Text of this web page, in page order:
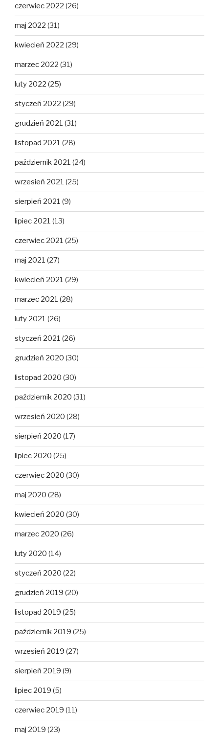
czerwiec 2022 (26)
maj 2022 (31)
kwiecień 2022 (29)
marzec 2022 (31)
luty 2022 (25)
styczeń 2022 (29)
grudzień 2021 (31)
listopad 2021 (28)
październik 2021 (24)
wrzesień 2021 (25)
sierpień 2021 (9)
lipiec 2021 (13)
czerwiec 2021 (25)
maj 2021 (27)
kwiecień 2021 (29)
marzec 2021 (28)
luty 2021 (26)
styczeń 2021 (26)
grudzień 2020 (30)
listopad 2020 (30)
październik 2020 (31)
wrzesień 2020 (28)
sierpień 2020 (17)
lipiec 2020 (25)
czerwiec 2020 (30)
maj 2020 (28)
kwiecień 2020 (30)
marzec 2020 (26)
luty 2020 (14)
styczeń 2020 (22)
grudzień 2019 (20)
listopad 2019 (25)
październik 2019 (25)
wrzesień 2019 (27)
sierpień 2019 (9)
lipiec 2019 (5)
czerwiec 2019 (11)
maj 2019 (23)